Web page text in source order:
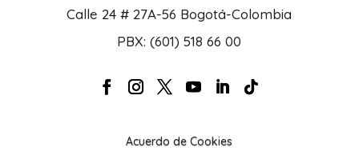
Calle 24 # 27A-56 Bogotá-Colombia
PBX: (601) 518 66 00
Acuerdo de Cookies